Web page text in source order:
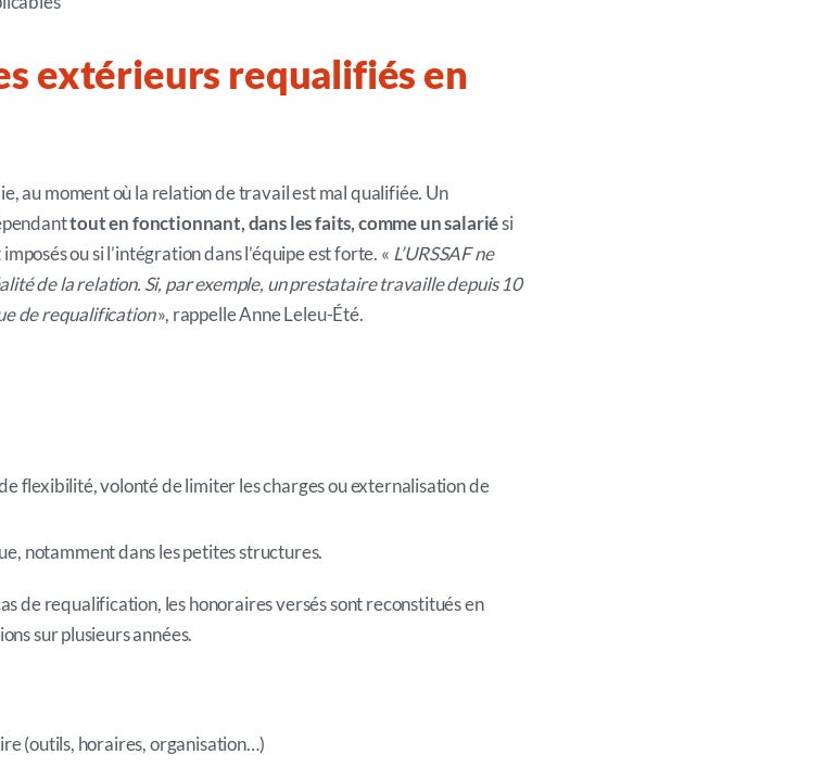
extérieurs requalifiés en
au moment où la relation de travail est mal qualifiée. Un
tout en fonctionnant, dans les faits, comme un salariési
ou si l’intégration dans l’équipe est forte. « L’URSSAF ne
de la relation. Si, par exemple, un prestataire travaille depuis 10
de requalification», rappelle Anne Leleu-Été.
flexibilité, volonté de limiter les charges ou externalisation de
notamment dans les petites structures.
de requalification, les honoraires versés sont reconstitués en
sur plusieurs années.
(outils, horaires, organisation…)